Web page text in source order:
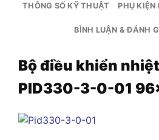
THÔNG SỐ KỸ THUẬT PHỤ KIỆN
BÌNH LUẬN & ĐÁNH
Bộ điều khiển
PID330-3-0-01